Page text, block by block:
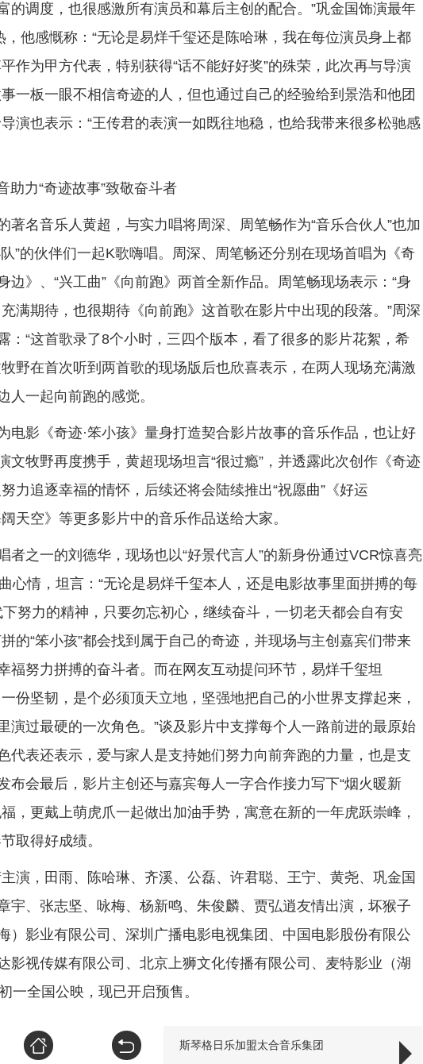
的调度，也很感激所有演员和幕后主创的配合。”巩金国饰演最年
他感慨称：“无论是易烊千玺还是陈哈琳，我在每位演员身上都
作为甲方代表，特别获得“话不能好好奖”的殊荣，此次再与导演
一板一眼不相信奇迹的人，但也通过自己的经验给到景浩和他团
演也表示：“王传君的表演一如既往地稳，也给我带来很多松驰感
助力“奇迹故事”致敬奋斗者
名音乐人黄超，与实力唱将周深、周笔畅作为“音乐合伙人”也加
”的伙伴们一起K歌嗨唱。周深、周笔畅还分别在现场首唱为《奇
边》、“兴工曲”《向前跑》两首全新作品。周笔畅现场表示：“身
满期待，也很期待《向前跑》这首歌在影片中出现的段落。”周深
：“这首歌录了8个小时，三四个版本，看了很多的影片花絮，希
野在首次听到两首歌的现场版后也欣喜表示，在两人现场充满激
人一起向前跑的感觉。
电影《奇迹·笨小孩》量身打造契合影片故事的音乐作品，也让好
牧野再度携手，黄超现场坦言“很过瘾”，并透露此次创作《奇迹
力追逐幸福的情怀，后续还将会陆续推出“祝愿曲”《好运
天空》等更多影片中的音乐作品送给大家。
者之一的刘德华，现场也以“好景代言人”的新身份通过VCR惊喜亮
心情，坦言：“无论是易烊千玺本人，还是电影故事里面拼搏的每
努力的精神，只要勿忘初心，继续奋斗，一切老天都会自有安
的“笨小孩”都会找到属于自己的奇迹，并现场与主创嘉宾们带来
福努力拼搏的奋斗者。而在网友互动提问环节，易烊千玺坦
份坚韧，是个必须顶天立地，坚强地把自己的小世界支撑起来，
演过最硬的一次角色。”谈及影片中支撑每个人一路前进的最原始
代表还表示，爱与家人是支持她们努力向前奔跑的力量，也是支
布会最后，影片主创还与嘉宾每人一字合作接力写下“烟火暖新
，更戴上萌虎爪一起做出加油手势，寓意在新的一年虎跃崇峰，
取得好成绩。
演，田雨、陈哈琳、齐溪、公磊、许君聪、王宁、黄尧、巩金国
宇、张志坚、咏梅、杨新鸣、朱俊麟、贾弘逍友情出演，坏猴子
）影业有限公司、深圳广播电影电视集团、中国电影股份有限公
影视传媒有限公司、北京上狮文化传播有限公司、麦特影业（湖
一全国公映，现已开启预售。
斯琴格日乐加盟太合音乐集团